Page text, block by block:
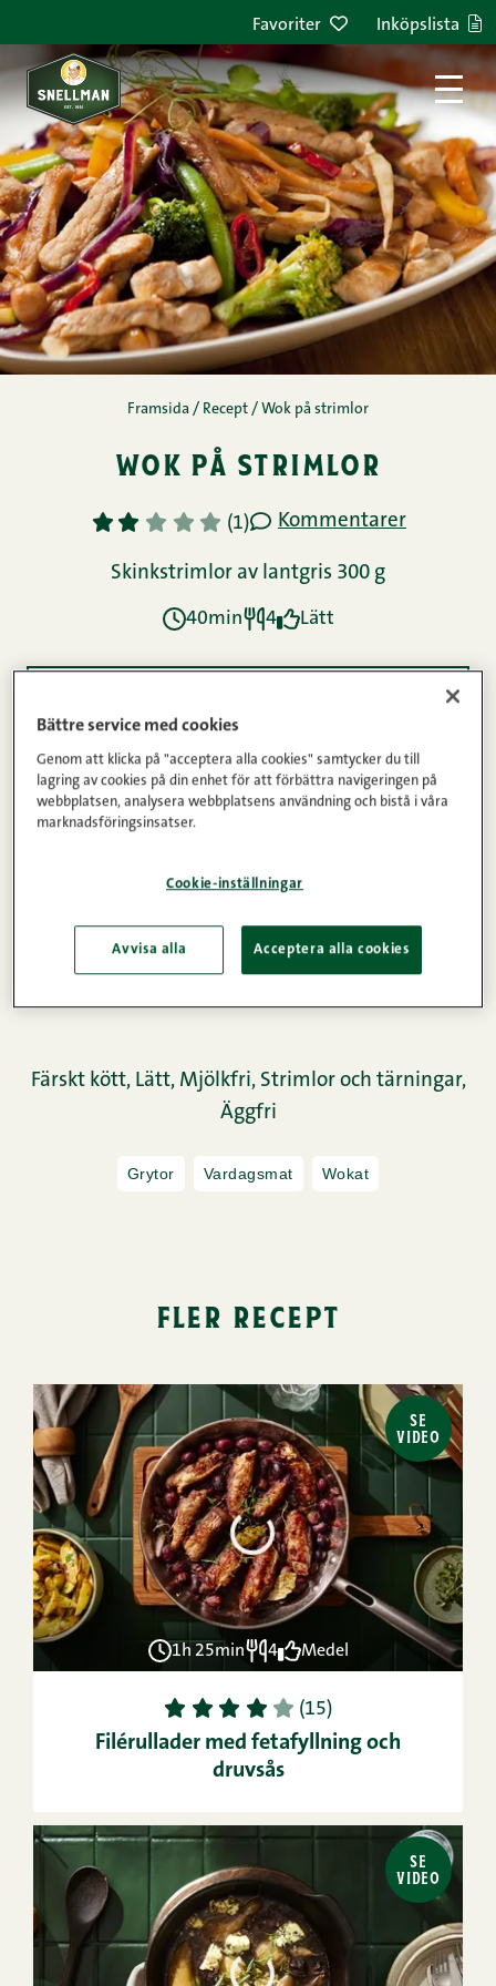
Favoriter Inköpslista
Framsida / Recept / Wok på strimlor
wok på strimlor
1 2 3 4 5 (1) Kommentarer
Skinkstrimlor av lantgris 300 g
40min 4 Lätt
Instruktioner
Näringsinnehåll
Wok på riktiga skinkstrimlor. ”Så gott, så gott”,
Färskt kött, Lätt, Mjölkfri, Strimlor och tärningar,
Äggfri
Grytor Vardagsmat Wokat
fler recept
SE
VIDEO
1h 25min 4 Medel
1 2 3 4 5 (15)
Filérullader med fetafyllning och
druvsås
SE
VIDEO
Bättre service med cookies
Genom att klicka på "acceptera alla cookies" samtycker du till
lagring av cookies på din enhet för att förbättra navigeringen på
webbplatsen, analysera webbplatsens användning och bistå i våra
marknadsföringsinsatser.
Cookie-inställningar
Avvisa alla Acceptera alla cookies